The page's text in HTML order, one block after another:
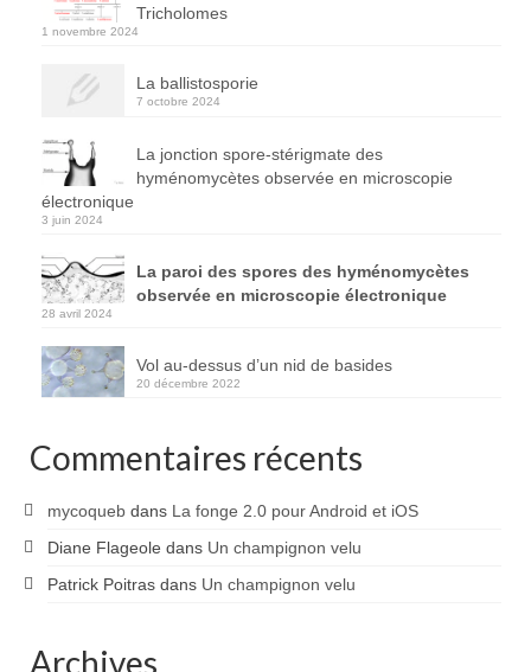
Tricholomes
1 novembre 2024
La ballistosporie
7 octobre 2024
La jonction spore-stérigmate des
hyménomycètes observée en microscopie
électronique
3 juin 2024
La paroi des spores des hyménomycètes
observée en microscopie électronique
28 avril 2024
Vol au-dessus d’un nid de basides
20 décembre 2022
Commentaires récents
mycoqueb dans La fonge 2.0 pour Android et iOS
Diane Flageole dans Un champignon velu
Patrick Poitras dans Un champignon velu
Archives